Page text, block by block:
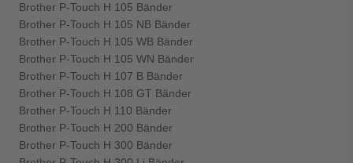
Brother P-Touch H 105 Bänder
Brother P-Touch H 105 NB Bänder
Brother P-Touch H 105 WB Bänder
Brother P-Touch H 105 WN Bänder
Brother P-Touch H 107 B Bänder
Brother P-Touch H 108 GT Bänder
Brother P-Touch H 110 Bänder
Brother P-Touch H 200 Bänder
Brother P-Touch H 300 Bänder